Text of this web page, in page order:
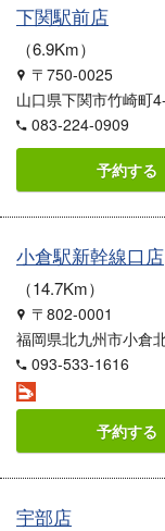
下関駅前店
6.9Km
〒750-0025
山口県下関市竹崎町
083-224-0909
予約する
小倉駅新幹線口店
14.7Km
〒802-0001
福岡県北九州市小倉
093-533-1616
予約する
宇部店